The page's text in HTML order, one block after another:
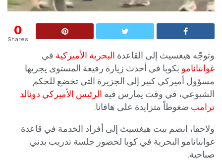
0
Shares
وتوجّه هيغسيث إلى القاعدة البحرية الأميركية في
غوانتانامو بكوبا ​في أحدث زيارة رفيعة المستوى يجريها
مسؤول أميركي كبير إلى الجزيرة التي تخضع للحكم
الشيوعي، في وقت يمارس فيه الرئيس الأميركي دونالد
ترامب ضغوطاً متزايدة على هافانا.
ولاحقا، انضم بيت هيغسيث إلى أفراد الخدمة في قاعدة
غوانتانامو البحرية في كوبا لحضور جلسة تدريب بدني
صباحية.